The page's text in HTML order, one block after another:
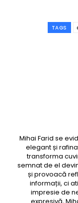
TAGS
Mihai Farid se
elegant și
transforma
semnat de el
și provoacă
informații, ci
impresie de
expresivă,